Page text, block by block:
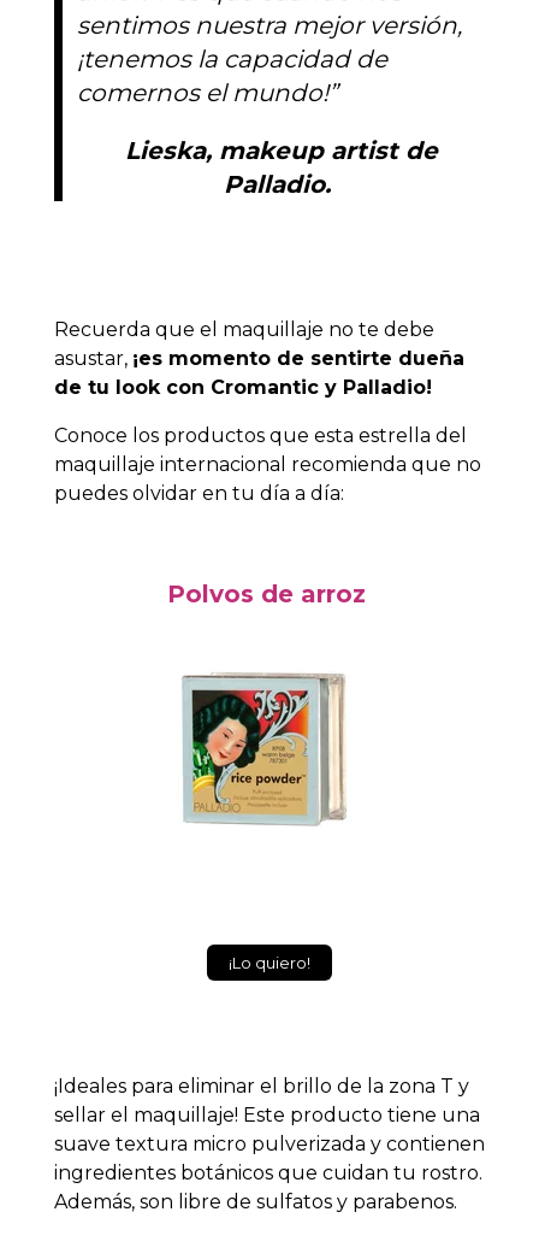
sentimos nuestra mejor versión,
¡tenemos la capacidad de
comernos el mundo!”
Lieska, makeup artist de
Palladio.
Recuerda que el maquillaje no te debe
asustar, ¡es momento de sentirte dueña
de tu look con Cromantic y Palladio!
Conoce los productos que esta estrella del
maquillaje internacional recomienda que no
puedes olvidar en tu día a día:
Polvos de arroz
¡Lo quiero!
¡Ideales para eliminar el brillo de la zona T y
sellar el maquillaje! Este producto tiene una
suave textura micro pulverizada y contienen
ingredientes botánicos que cuidan tu rostro.
Además, son libre de sulfatos y parabenos.